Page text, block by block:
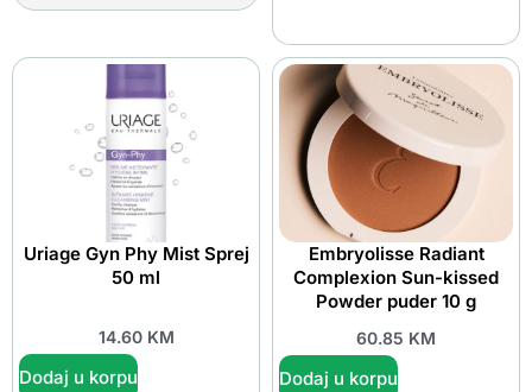
Uriage Gyn Phy Mist Sprej
50 ml
14.60 KM
Dodaj u korpu
Embryolisse Radiant
Complexion Sun-kissed
Powder puder 10 g
60.85 KM
Dodaj u korpu